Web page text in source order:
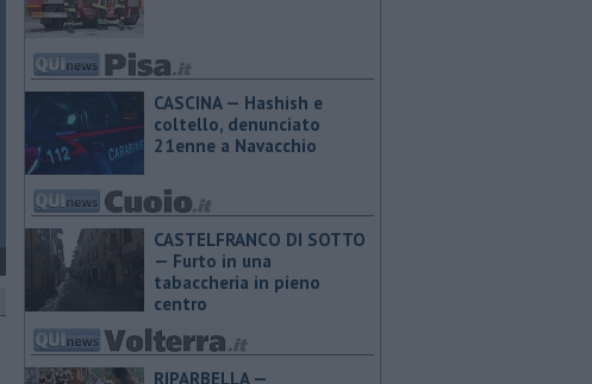
CASCINA — Hashish e
coltello, denunciato
21enne a Navacchio
CASTELFRANCO DI SOTTO
— Furto in una
tabaccheria in pieno
centro
RIPARBELLA —